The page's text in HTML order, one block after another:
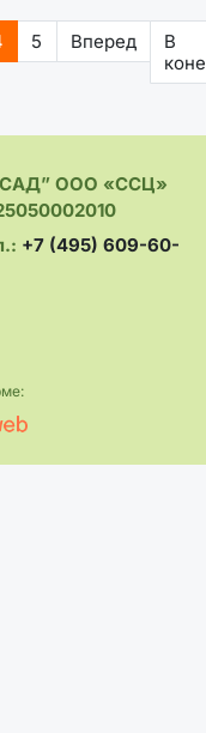
5 Вперед
В
ООО «ССЦ»
+7 (495) 609-60-